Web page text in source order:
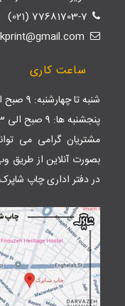
77681703-7 (021)
ساعت کاری
شنبه تا چهارشنبه: 9 صبح الی 18
پنجشنبه ها: 9 صبح الی 13
مشتریان گرامی می
بصورت آنلاین از
در دفتر اداری چاپ